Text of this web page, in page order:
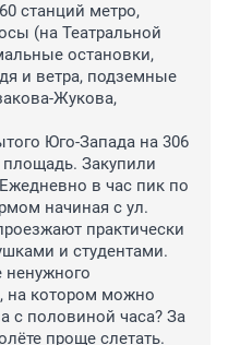
станций метро,
(на Театральной
остановки,
и ветра, подземные
Жукова,
Юго-Запада на 306
Закупили
в час пик по
начиная с ул.
практически
и студентами.
на котором можно
с половиной часа? За
проще слетать.